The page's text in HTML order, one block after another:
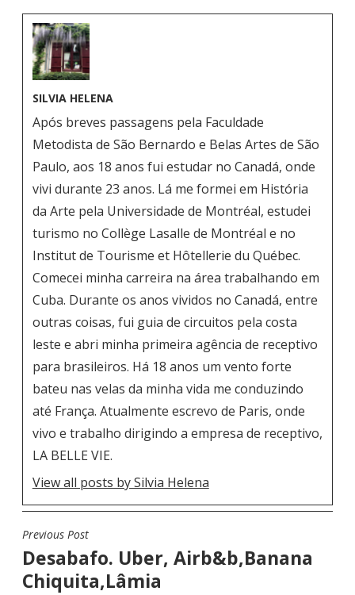
SILVIA HELENA
Após breves passagens pela Faculdade
Metodista de São Bernardo e Belas Artes de São
Paulo, aos 18 anos fui estudar no Canadá, onde
vivi durante 23 anos. Lá me formei em História
da Arte pela Universidade de Montréal, estudei
turismo no Collège Lasalle de Montréal e no
Institut de Tourisme et Hôtellerie du Québec.
Comecei minha carreira na área trabalhando em
Cuba. Durante os anos vividos no Canadá, entre
outras coisas, fui guia de circuitos pela costa
leste e abri minha primeira agência de receptivo
para brasileiros. Há 18 anos um vento forte
bateu nas velas da minha vida me conduzindo
até França. Atualmente escrevo de Paris, onde
vivo e trabalho dirigindo a empresa de receptivo,
LA BELLE VIE.
View all posts by Silvia Helena
N
A
V
Previous Post
Desabafo. Uber, Airb&b,Banana
Chiquita,Lâmia